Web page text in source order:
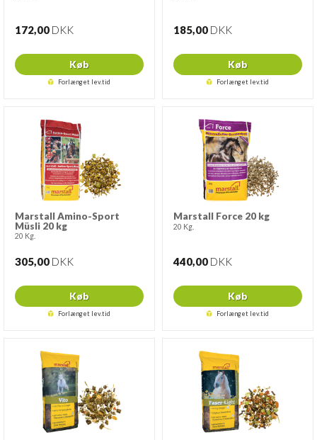
172,00 DKK
Køb
Forlænget lev.tid
185,00 DKK
Køb
Forlænget lev.tid
Marstall Amino-Sport
Müsli 20 kg
20 Kg.
305,00 DKK
Køb
Forlænget lev.tid
Marstall Force 20 kg
20 Kg.
440,00 DKK
Køb
Forlænget lev.tid